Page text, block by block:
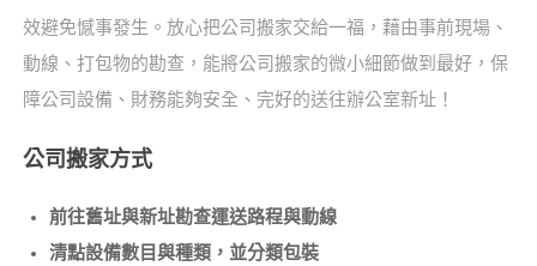
效避免憾事發生。放心把公司搬家交給一福，藉由事前現場、
動線、打包物的勘查，能將公司搬家的微小細節做到最好，保
障公司設備、財務能夠安全、完好的送往辦公室新址！
公司搬家方式
前往舊址與新址勘查運送路程與動線
清點設備數目與種類，並分類包裝